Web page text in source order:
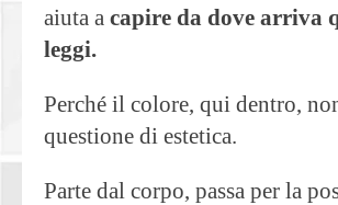
aiuta a capire da dove arriva
leggi.
Perché il colore, qui dentro,
questione di estetica.
Parte dal corpo, passa per la